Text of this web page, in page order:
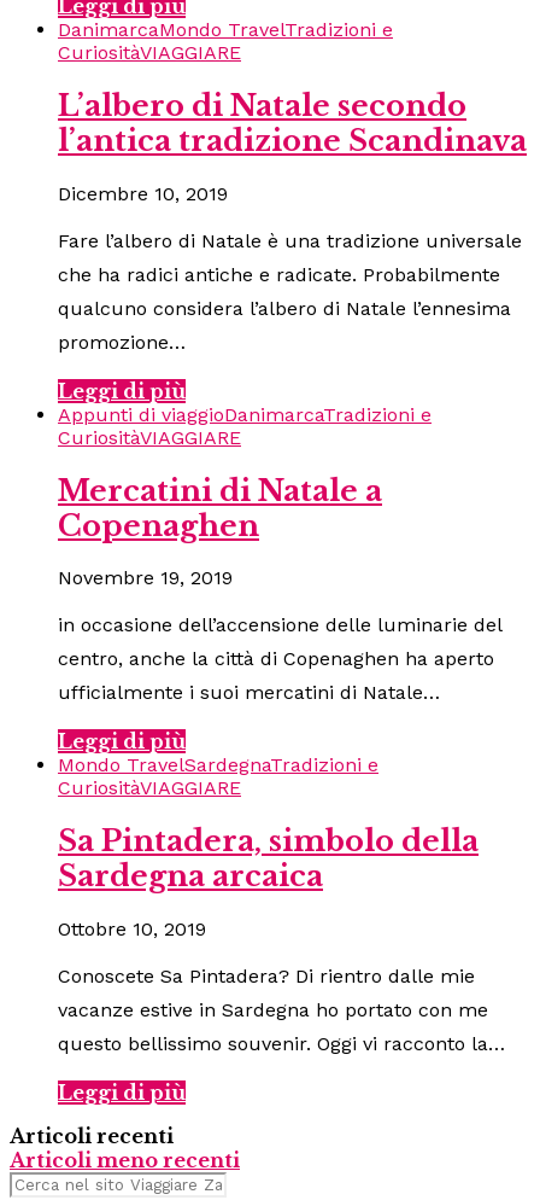
Leggi di più
DanimarcaMondo TravelTradizioni e
CuriositàVIAGGIARE
L’albero di Natale secondo
l’antica tradizione Scandinava
Dicembre 10, 2019
Fare l’albero di Natale è una tradizione universale
che ha radici antiche e radicate. Probabilmente
qualcuno considera l’albero di Natale l’ennesima
promozione…
Leggi di più
Appunti di viaggioDanimarcaTradizioni e
CuriositàVIAGGIARE
Mercatini di Natale a
Copenaghen
Novembre 19, 2019
in occasione dell’accensione delle luminarie del
centro, anche la città di Copenaghen ha aperto
ufficialmente i suoi mercatini di Natale…
Leggi di più
Mondo TravelSardegnaTradizioni e
CuriositàVIAGGIARE
Sa Pintadera, simbolo della
Sardegna arcaica
Ottobre 10, 2019
Conoscete Sa Pintadera? Di rientro dalle mie
vacanze estive in Sardegna ho portato con me
questo bellissimo souvenir. Oggi vi racconto la…
Leggi di più
Articoli recenti
Articoli meno recenti